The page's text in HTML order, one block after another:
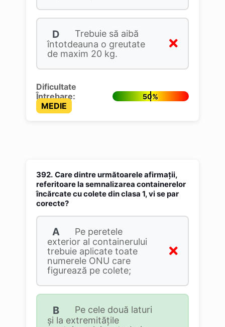
D
Trebuie să aibă
întotdeauna o greutate
de maxim 20 kg.
Dificultate
Întrebare:
MEDIE
50%
392. Care dintre următoarele afirmaţii,
referitoare la semnalizarea containerelor
încărcate cu colete din clasa 1, vi se par
corecte?
A
Pe peretele
exterior al containerului
trebuie aplicate toate
numerele ONU care
figurează pe colete;
B
Pe cele două laturi
și la extremitățile